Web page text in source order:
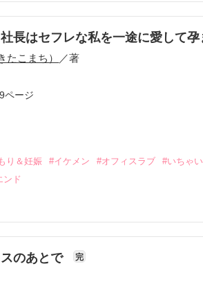
桜。
係は壊れてしまう。
婚によって
なった。
告げてきた。
害に
て――。
長はセフレな私を一途に愛して
たこまち） ／著
ページ
り＆妊娠 #イケメン #オフィスラブ
#いちゃ
ンド
り一夜限りの関係となる。
た美青年と再会。なんと彼の正体は、と
鋭の実業家、社内でも冷徹だと評判な社長
た美桜は、猫の世話を口実にしばしば呼
のあとで 完